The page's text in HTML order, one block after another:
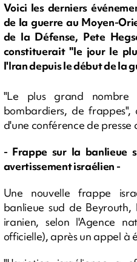
Voici les derniers
de la guerre au Moyen-
de la Défense, Pete
constituerait "le jour le
l'Iran depuis le début de la
"Le plus grand nombre
bombardiers, de
d'une conférence de presse
- Frappe sur la banlieue
avertissement israélien -
Une nouvelle frappe
banlieue sud de
iranien, selon l'Agence
officielle), après un appel à